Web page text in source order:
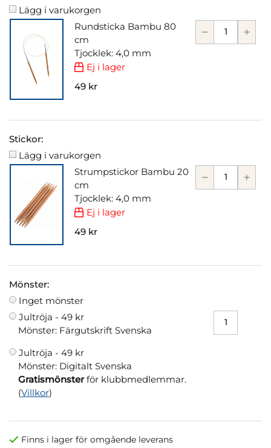
Lägg i varukorgen
Rundsticka Bambu 80
cm
Tjocklek: 4,0 mm
Ej i lager
49 kr
Stickor:
Lägg i varukorgen
Strumpstickor Bambu 20
cm
Tjocklek: 4,0 mm
Ej i lager
49 kr
Mönster:
Inget mönster
Jultröja - 49 kr
Mönster: Färgutskrift Svenska
Jultröja - 49 kr
Mönster: Digitalt Svenska
Gratismönsterför klubbmedlemmar.
(Villkor)
Finns i lager för omgående leverans